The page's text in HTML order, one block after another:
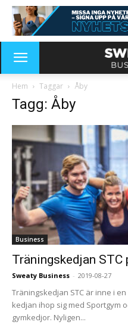
Hem Taggar Åby
Tagg: Åby
Business
Träningskedjan
Sweaty Business - 2019-08-27
Träningskedjan STC är inne i
kedjan ihop sig med Sportgym
gymkedjor. Nyligen...